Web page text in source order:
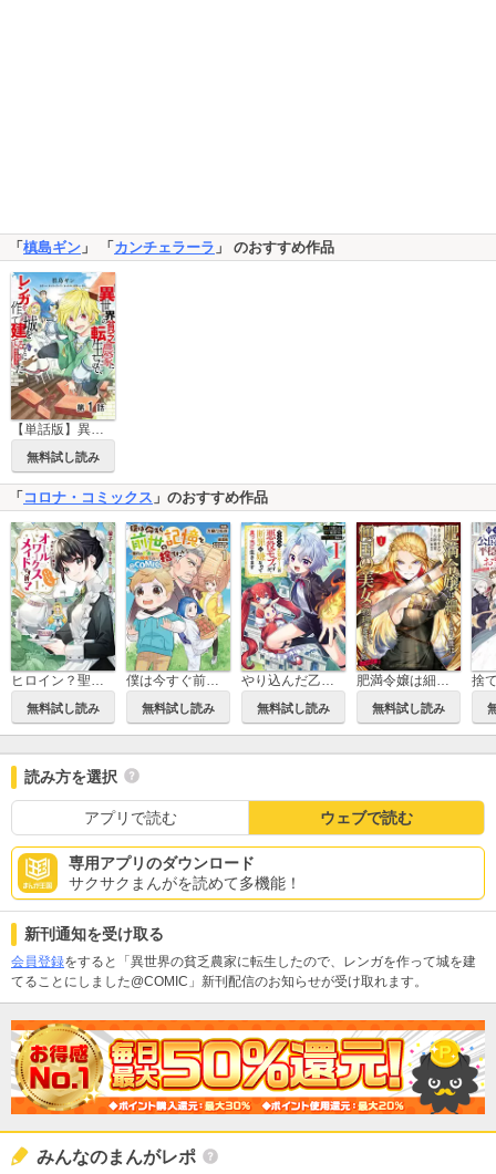
「槙島ギン 」 「カンチェラーラ 」 のおすすめ作品
【単話版】異世界の貧乏農家に転生したので、レンガを作って城を建てることにしました@COMIC
無料試し読み
「 コロナ・コミックス 」のおすすめ作品
ヒロイン？聖女？いいえ、オールワークスメイドです（誇）！＠COMIC
無料試し読み
僕は今すぐ前世の記憶を捨てたい。～憧れの田舎は人外魔境でした～@COMIC
無料試し読み
やり込んだ乙女ゲームの悪役モブですが、断罪は嫌なので真っ当に生きます@COMIC
無料試し読み
肥満令嬢は細くなり、後は傾国の美女（物理）として生きるのみ@COMIC
無料試し読み
読み方を選択
アプリで読む ウェブで読む
専用アプリのダウンロード
サクサクまんがを読めて多機能！
新刊通知を受け取る
会員登録をすると「異世界の貧乏農家に転生したので、レンガを作って城を建
てることにしました@COMIC」新刊配信のお知らせが受け取れます。
みんなのまんがレポ